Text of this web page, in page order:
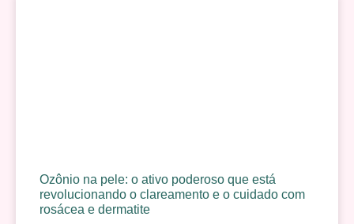
Ozônio na pele: o ativo poderoso que está
revolucionando o clareamento e o cuidado com
rosácea e dermatite